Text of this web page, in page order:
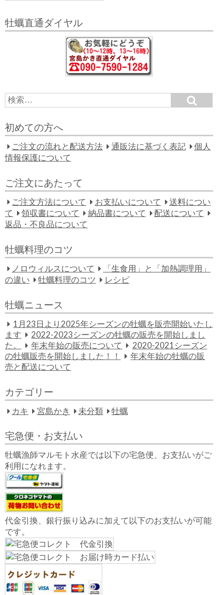
牡蠣直通ダイヤル
S
e
r
h
f
r:
e
h
初めての方へ
ご注文の流れと配送方法 通販法に基づく表記
個人
情報保護について
ご注文にあたって
ご注文方法について お支払いについて
送料につい
て
領収書について 納品書について
配送について
返品・不良品について
牡蠣料理のコツ
ノロウィルスについて
「生食用」と「加熱調理用」
の違い
牡蠣料理のコツ レシピ
牡蠣ニュース
1月23日より2025年シーズンの牡蠣を販売開始いたし
ます
2022-2023シーズンの牡蠣の販売を開始しまし
た。
年末年始の販売について
2020-2021シーズン
の牡蠣販売を開始しました！！
年末年始の牡蠣の販
売と配送について
カテゴリー
カキ 宮島かき 未分類 牡蠣
宅急便・お支払い
牡蠣漁師マルモト水産では以下の宅急便、お支払いがご
利用になれます。
代金引換、銀行振り込みに加えて以下のお支払いが可能
です。